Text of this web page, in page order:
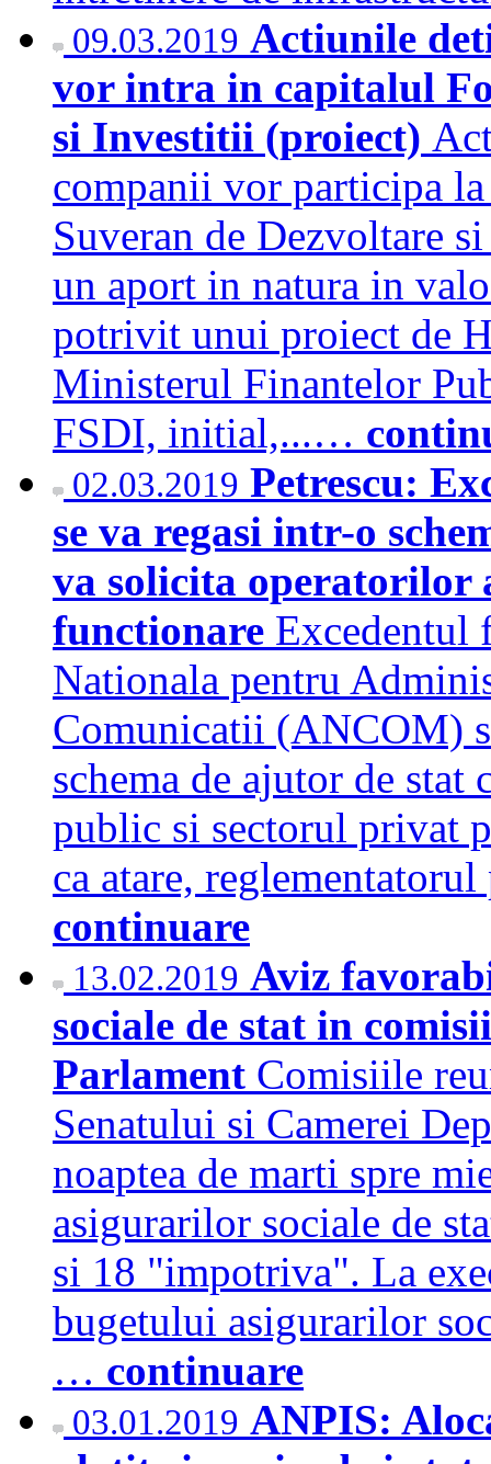
09.03.2019 Actiunile
vor intra in capitalul
si Investitii (proiect)
companii vor participa
Suveran de Dezvoltare
un aport in natura in
potrivit unui proiect de
Ministerul Finantelor
FSDI, initial,...…
02.03.2019 Petrescu:
se va regasi intr-o
va solicita operatorilor
functionare Excedentul
Nationala pentru
Comunicatii (ANCOM)
schema de ajutor de
public si sectorul privat
ca atare,
continuare
13.02.2019 Aviz
sociale de stat in
Parlament Comisiile
Senatului si Camerei
noaptea de marti spre
asigurarilor sociale de
si 18 "impotriva". La
bugetului asigurarilor
… continuare
03.01.2019 ANPIS: